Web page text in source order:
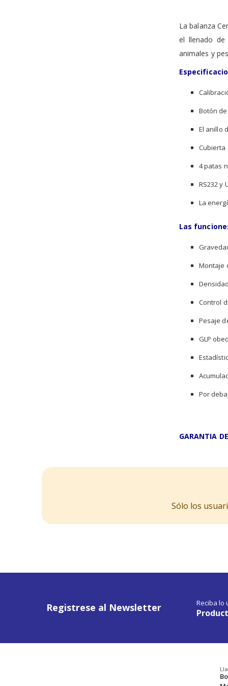
La balanza
el llenado de
animales y
Botón
El anillo
Cubierta
4 patas
RS232 y
La
Las
Montaje
Densidad
Control
Pesaje
GLP
Por
GARANTIA
Sólo los
Registrese al Newsletter Reciba lo